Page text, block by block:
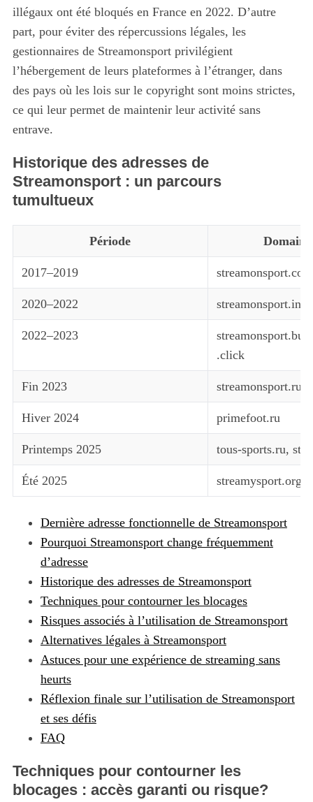
illégaux ont été bloqués en France en 2022. D’autre
part, pour éviter des répercussions légales, les
gestionnaires de Streamonsport privilégient
l’hébergement de leurs plateformes à l’étranger, dans
des pays où les lois sur le copyright sont moins strictes,
ce qui leur permet de maintenir leur activité sans
entrave.
Historique des adresses de
Streamonsport : un parcours
tumultueux
Période
2017–2019
2020–2022
2022–2023
.click
Fin 2023 streamonsport.ru
Hiver 2024 primefoot.ru
Printemps 2025 tous-sports.ru,
Été 2025 streamysport.org
Dernière adresse fonctionnelle de Streamonsport
Pourquoi Streamonsport change fréquemment
d’adresse
Historique des adresses de Streamonsport
Techniques pour contourner les blocages
Risques associés à l’utilisation de Streamonsport
Alternatives légales à Streamonsport
Astuces pour une expérience de streaming sans
heurts
Réflexion finale sur l’utilisation de Streamonsport
et ses défis
FAQ
Techniques pour contourner les
blocages : accès garanti ou risque?